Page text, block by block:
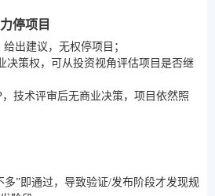
停项目
出建议，无权停项目；
决策权，可从投资视角评估项目是否继
技术评审后无商业决策，项目依然照
多”即通过，导致验证/发布阶段才发现规